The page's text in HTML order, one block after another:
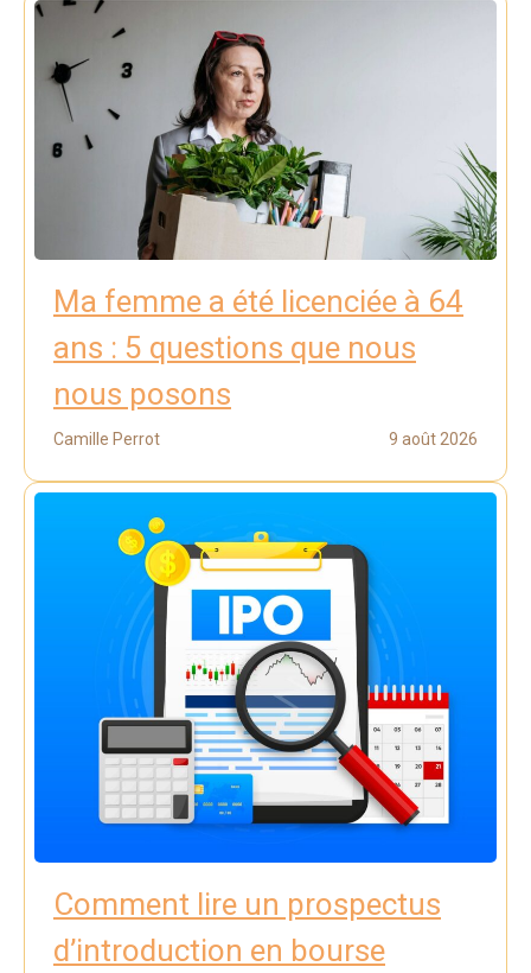
Ma femme a été licenciée à 64
ans : 5 questions que nous
nous posons
Camille Perrot 9 août 2026
Comment lire un prospectus
d’introduction en bourse